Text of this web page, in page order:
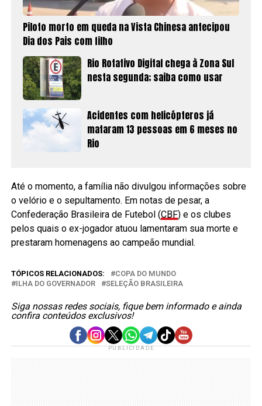
Piloto morto em queda na Vista Chinesa antecipou
Dia dos Pais com filho
Rio Rotativo Digital chega à Zona Sul
nesta segunda; saiba como usar
Acidentes com helicópteros já
mataram 13 pessoas em 6 meses no
Rio
Até o momento, a família não divulgou informações sobre
o velório e o sepultamento. Em notas de pesar, a
Confederação Brasileira de Futebol (CBF) e os clubes
pelos quais o ex-jogador atuou lamentaram sua morte e
prestaram homenagens ao campeão mundial.
TÓPICOS RELACIONADOS:
COPA DO MUNDO
ILHA DO GOVERNADOR
SELEÇÃO BRASILEIRA
Siga nossas redes sociais, fique bem informado e ainda
confira conteúdos exclusivos!
PUBLICIDADE